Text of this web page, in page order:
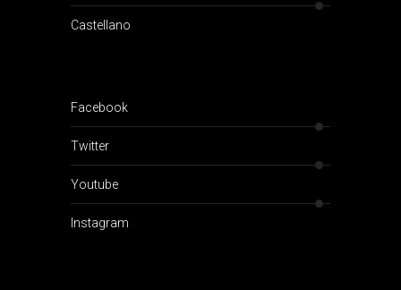
Castellano
Facebook
Twitter
Youtube
Instagram